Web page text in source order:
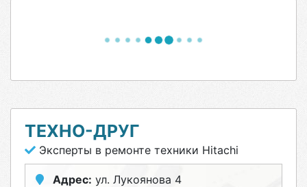
ТЕХНО-ДРУГ
Эксперты в ремонте техники Hitachi
Адрес: ул. Лукоянова 4